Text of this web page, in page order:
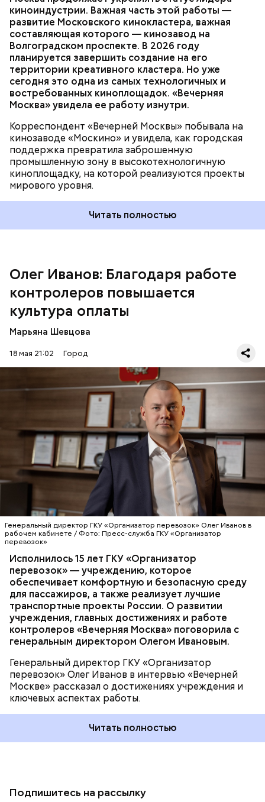
киноиндустрии. Важная часть этой работы —
развитие Московского кинокластера, важная
составляющая которого — кинозавод на
Волгоградском проспекте. В 2026 году
планируется завершить создание на его
территории креативного кластера. Но уже
сегодня это одна из самых технологичных и
востребованных киноплощадок. «Вечерняя
Москва» увидела ее работу изнутри.
Корреспондент «Вечерней Москвы» побывала на
кинозаводе «Москино» и увидела, как городская
поддержка превратила заброшенную
промышленную зону в высокотехнологичную
киноплощадку, на которой реализуются проекты
мирового уровня.
Читать полностью
МОСКИНО
Олег Иванов: Благодаря работе
контролеров повышается
культура оплаты
Марьяна Шевцова
18 мая 21:02 Город
Генеральный директор ГКУ «Организатор перевозок» Олег Иванов в
рабочем кабинете / Фото: Пресс-служба ГКУ «Организатор
перевозок»
Исполнилось 15 лет ГКУ «Организатор
перевозок» — учреждению, которое
обеспечивает комфортную и безопасную среду
для пассажиров, а также реализует лучшие
транспортные проекты России. О развитии
учреждения, главных достижениях и работе
контролеров «Вечерняя Москва» поговорила с
генеральным директором Олегом Ивановым.
Генеральный директор ГКУ «Организатор
перевозок» Олег Иванов в интервью «Вечерней
Москве» рассказал о достижениях учреждения и
ключевых аспектах работы.
— Олег Юрьевич, с чего начиналась история
вашего учреждения и каких успехов удалось
достичь сегодня?
существовавшего ГБУ «Московские авиационные
услуги». Тогда перед городом стояли серьезные
вызовы, которые требовали системной работы.
Важное направление нашей работы — контроль
оплаты проезда. За последние два года число
безбилетников снизилось на 30 процентов
благодаря еженедельным усиленным проверкам.
Ежедневно более 600 контролеров работают в
наземном транспорте и метро.
Читать полностью
ТРАНСПОРТ
КАРТА «ТРОЙКА»
ИНТЕРВЬЮ
СЕРГЕЙ СОБЯНИН
ПРОФЕССИИ
Подпишитесь на рассылку